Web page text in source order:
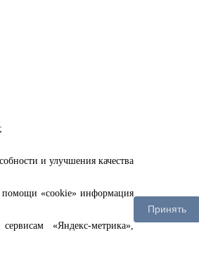
и улучшения качества
помощи «cookie» информация
«Яндекс-метрика»,
Принять